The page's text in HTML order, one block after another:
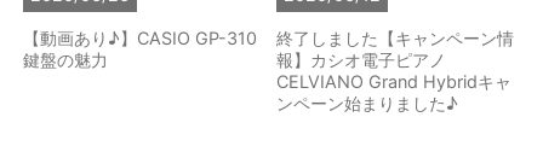
【動画あり♪】CASIO GP-310
鍵盤の魅力
終了しました【キャンペーン情
報】カシオ電子ピアノ
CELVIANO Grand Hybridキャ
ンペーン始まりました♪